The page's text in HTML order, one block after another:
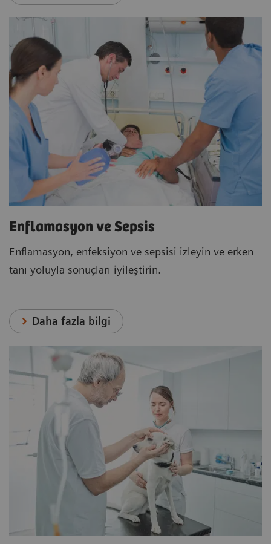
Enflamasyon ve Sepsis
Enflamasyon, enfeksiyon ve sepsisi izleyin ve erken
tanı yoluyla sonuçları iyileştirin.
Daha fazla bilgi